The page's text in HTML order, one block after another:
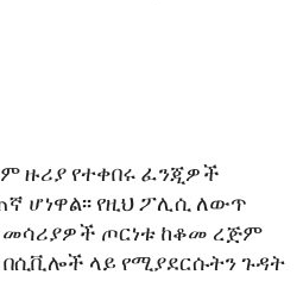
ዙሪያ የተቀበሩ ፈንጂዎች
ሆነዋል፡፡ የዚህ ፖሊሲ ለውጥ
መሳሪያዎች ጦርነቱ ከቆመ ረጅም
በሲቪሎች ላይ የሚያደርሱትን ጉዳት